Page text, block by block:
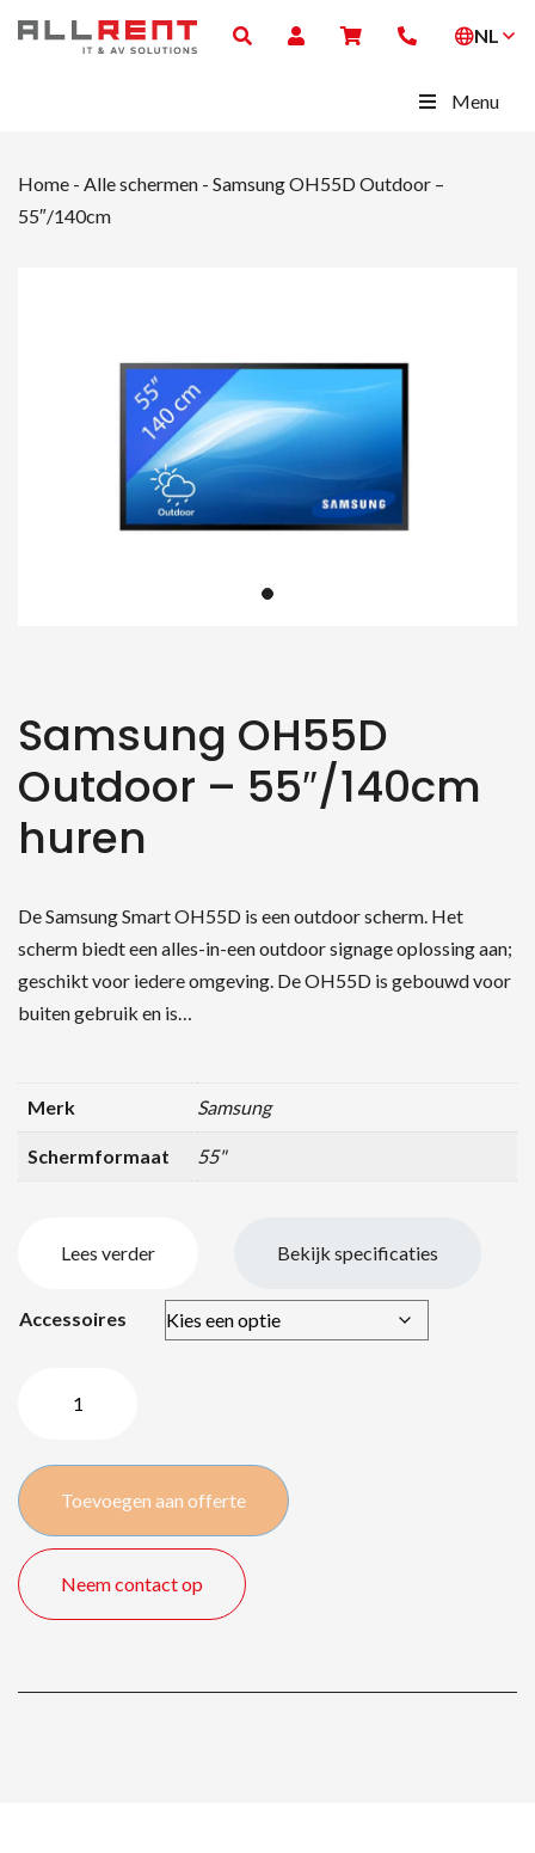
NL
Menu
Home - Alle schermen - Samsung OH55D Outdoor –
55″/140cm
Samsung OH55D
Outdoor – 55″/140cm
huren
De Samsung Smart OH55D is een outdoor scherm. Het
scherm biedt een alles-in-een outdoor signage oplossing aan;
geschikt voor iedere omgeving. De OH55D is gebouwd voor
buiten gebruik en is…
Merk Samsung
Schermformaat 55"
Lees verder Bekijk specificaties
Accessoires
OH55D
–
55″/140cm
aantal
Toevoegen aan offerte
Neem contact op